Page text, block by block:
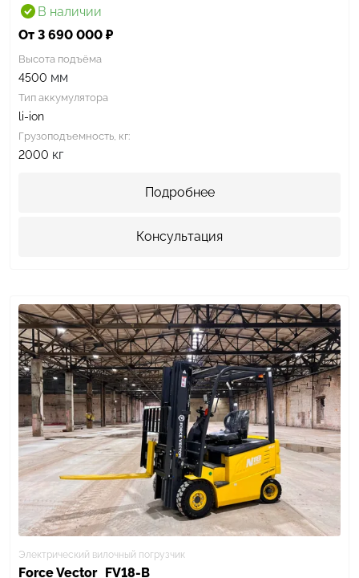
В наличии
От 3 690 000 ₽
Высота подъёма
4500 мм
Тип аккумулятора
li-ion
Грузоподъемность, кг:
2000 кг
Подробнее
Консультация
Электрический вилочный погрузчик
Force Vector
FV18-B